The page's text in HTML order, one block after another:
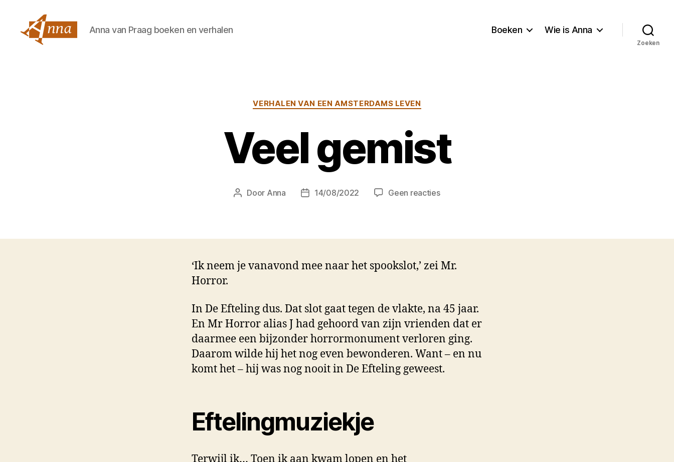
Anna van Praag boeken en verhalen Boeken Wie is Anna
Zoeken
Categorieën
VERHALEN VAN EEN AMSTERDAMS LEVEN
Veel gemist
Berichtauteur
Door Anna Berichtdatum
14/08/2022 Geen reactiesop
‘Ik neem je vanavond mee naar het spookslot,’ zei Mr.
Horror.
In De Efteling dus. Dat slot gaat tegen de vlakte, na 45 jaar.
En Mr Horror alias J had gehoord van zijn vrienden dat er
daarmee een bijzonder horrormonument verloren ging.
Daarom wilde hij het nog even bewonderen. Want – en nu
komt het – hij was nog nooit in De Efteling geweest.
Eftelingmuziekje
Terwijl ik… Toen ik aan kwam lopen en het